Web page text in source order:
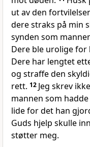
ut av den
dere straks på min
synden som
Dere ble urolige for
Dere har lengtet
og straffe den
rett. 12 Jeg skrev
mannen som
lide for det han
Guds hjelp skulle
støtter meg.